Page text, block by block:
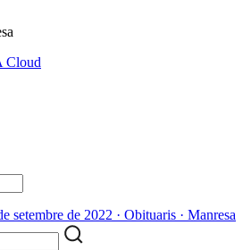
Cloud
setembre de 2022 · Obituaris · Manresa